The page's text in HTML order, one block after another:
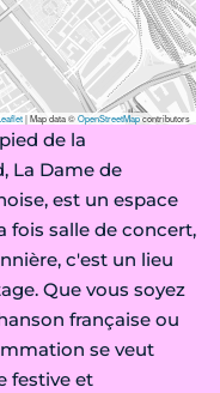
|Map data ©OpenStreetMapcontributors
de la
La Dame de
est un espace
fois salle de concert,
c'est un lieu
Que vous soyez
française ou
se veut
festive et